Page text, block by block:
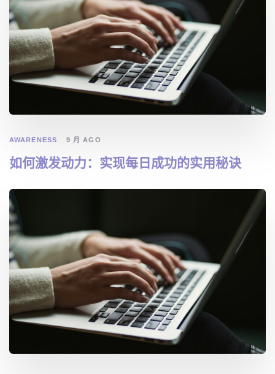
AWARENESS 9 月 AGO
如何激发动力：实现每日成功的实用秘诀